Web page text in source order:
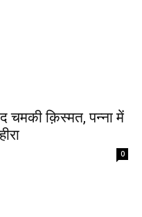
चमकी क़िस्मत, पन्ना में
0